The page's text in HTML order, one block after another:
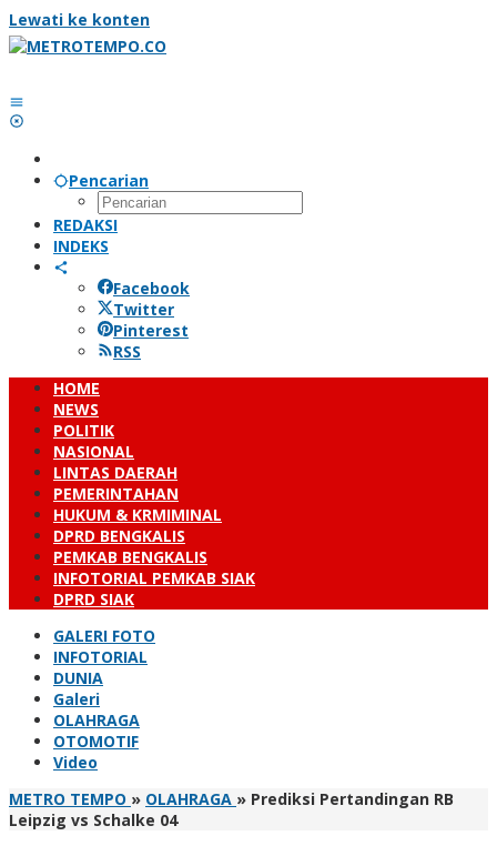
Lewati ke konten
Pencarian
REDAKSI
INDEKS
Facebook
Twitter
Pinterest
RSS
HOME
NEWS
POLITIK
NASIONAL
LINTAS DAERAH
PEMERINTAHAN
HUKUM & KRMIMINAL
DPRD BENGKALIS
PEMKAB BENGKALIS
INFOTORIAL PEMKAB SIAK
DPRD SIAK
GALERI FOTO
INFOTORIAL
DUNIA
Galeri
OLAHRAGA
OTOMOTIF
Video
METRO TEMPO » OLAHRAGA » Prediksi Pertandingan RB
Leipzig vs Schalke 04